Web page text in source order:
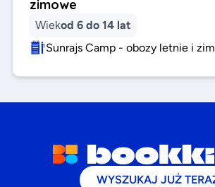
zimowe
Wiekod 6 do 14 lat
Sunrajs Camp - obozy letnie i
WYSZUKAJ JUŻ